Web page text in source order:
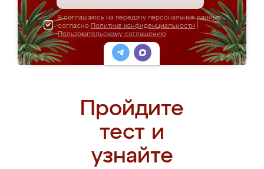
Я соглашаюсь на передачу персональных данных
согласно Политике конфиденциальности
Пользовательскому соглашению
Пройдите
тест и
узнайте